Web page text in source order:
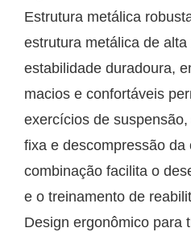
Estrutura metálica
estrutura metálica de
estabilidade duradoura,
macios e confortáveis
exercícios de
fixa e descompressão da
combinação facilita o
e o treinamento de
Design ergonômico para